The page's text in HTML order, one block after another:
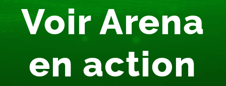
Voir Arena
en action